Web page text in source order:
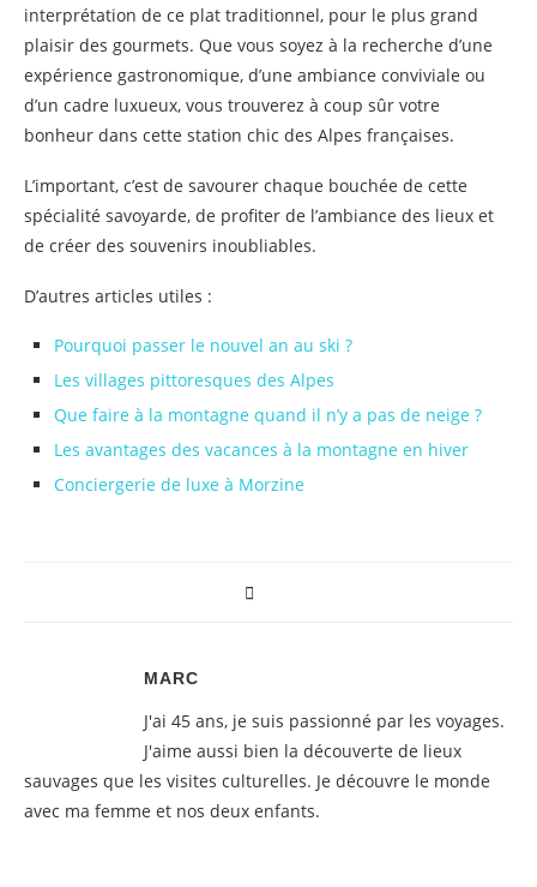
interprétation de ce plat traditionnel, pour le plus grand
plaisir des gourmets. Que vous soyez à la recherche d’une
expérience gastronomique, d’une ambiance conviviale ou
d’un cadre luxueux, vous trouverez à coup sûr votre
bonheur dans cette station chic des Alpes françaises.
L’important, c’est de savourer chaque bouchée de cette
spécialité savoyarde, de profiter de l’ambiance des lieux et
de créer des souvenirs inoubliables.
D’autres articles utiles :
Pourquoi passer le nouvel an au ski ?
Les villages pittoresques des Alpes
Que faire à la montagne quand il n’y a pas de neige ?
Les avantages des vacances à la montagne en hiver
Conciergerie de luxe à Morzine
MARC
J'ai 45 ans, je suis passionné par les voyages.
J'aime aussi bien la découverte de lieux
sauvages que les visites culturelles. Je découvre le monde
avec ma femme et nos deux enfants.